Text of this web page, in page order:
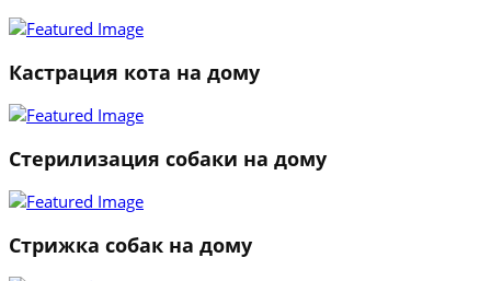
Кастрация кота на дому
Стерилизация собаки на дому
Стрижка собак на дому